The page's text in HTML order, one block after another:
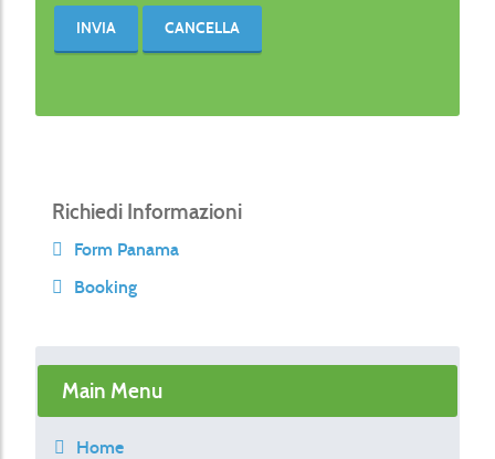
INVIA CANCELLA
Richiedi Informazioni
Form Panama
Booking
Main Menu
Home